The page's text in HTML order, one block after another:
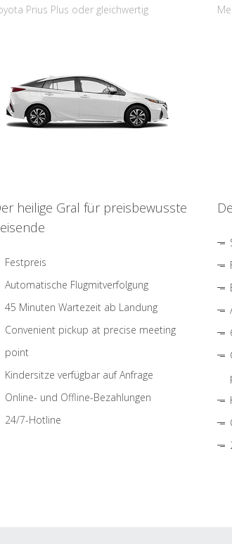
Prius Plus oder gleichwertig
heilige Gral für preisbewusste
Festpreis
Automatische Flugmitverfolgung
45 Minuten Wartezeit ab Landung
Convenient pickup at precise meeting
point
Kindersitze verfügbar auf Anfrage
Online- und Offline-Bezahlungen
24/7-Hotline